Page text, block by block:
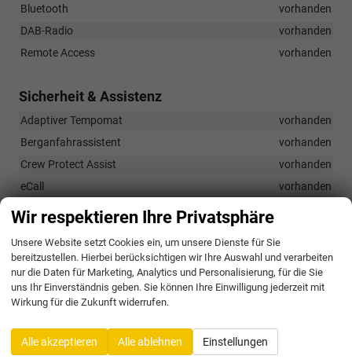
Bluetooth
vorhanden
DAB-Radio
vorhanden
Remote Access
vorhanden
Sicherheit & Assistenz
Adaptiver Tempomat
vorhanden
Berganfahrassistent
vorhanden
Crew Protect Assist
vorhanden
eCall
vorhanden
Front Assist mit Fußgängerschutz
Frontairbag auf Fahrer- und Beifahrerseite
ISOFIX und Top Tether auf den äußeren Rücksitzen sowie auf
dem Beifahrersitz vorn
vorhanden
KESSY - schlüsselloses Schließsystem
vorhanden
Knieairbag auf Fahrerseite
Kopfairbags vorn und hinten
Multikollisionsbremse
Wir respektieren Ihre Privatsphäre
Unsere Website setzt Cookies ein, um unsere Dienste für Sie
bereitzustellen. Hierbei berücksichtigen wir Ihre Auswahl und verarbeiten
nur die Daten für Marketing, Analytics und Personalisierung, für die Sie
uns Ihr Einverständnis geben. Sie können Ihre Einwilligung jederzeit mit
Wirkung für die Zukunft widerrufen.
Alle akzeptieren Alle ablehnen Einstellungen